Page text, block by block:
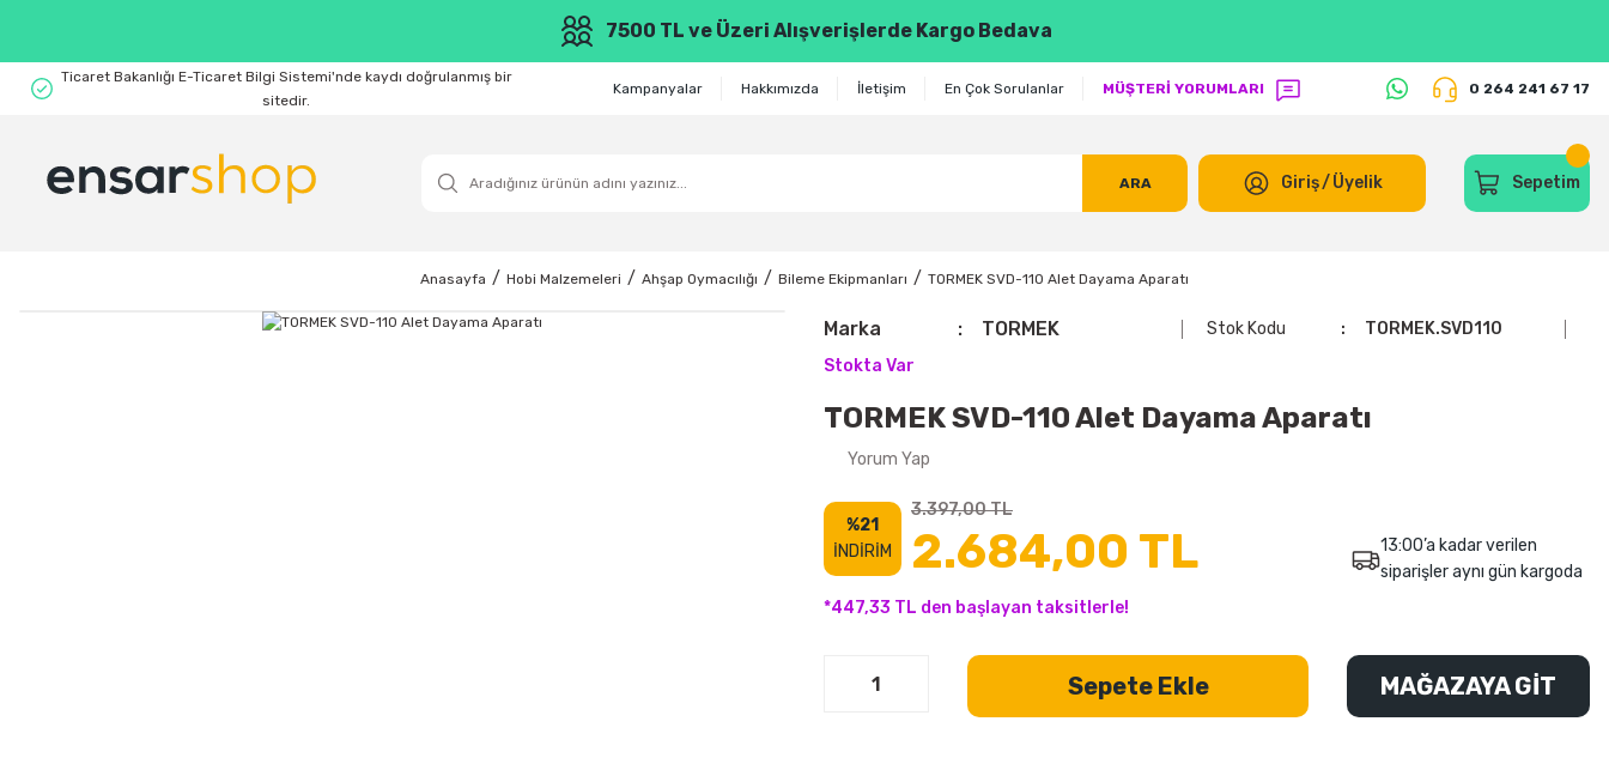
7500 TL ve Üzeri Alışverişlerde Kargo Bedava
Ticaret Bakanlığı E-Ticaret Bilgi Sistemi'nde kaydı doğrulanmış bir
sitedir.
Kampanyalar Hakkımızda İletişim En Çok Sorulanlar MÜŞTERİ YORUMLARI 0 264 241 67 17
ARA Giriş/Üyelik Sepetim
Anasayfa Hobi Malzemeleri Ahşap Oymacılığı Bileme Ekipmanları TORMEK SVD-110 Alet Dayama Aparatı
Marka TORMEK Stok Kodu
TORMEK.SVD110
Stokta Var
TORMEK SVD-110 Alet Dayama Aparatı
Yorum Yap
%21
İNDİRİM
3.397,00 TL
2.684,00 TL
*447,33 TL den başlayan taksitlerle!
13:00’a kadar verilen
siparişler aynı gün kargoda
Sepete Ekle MAĞAZAYA GİT